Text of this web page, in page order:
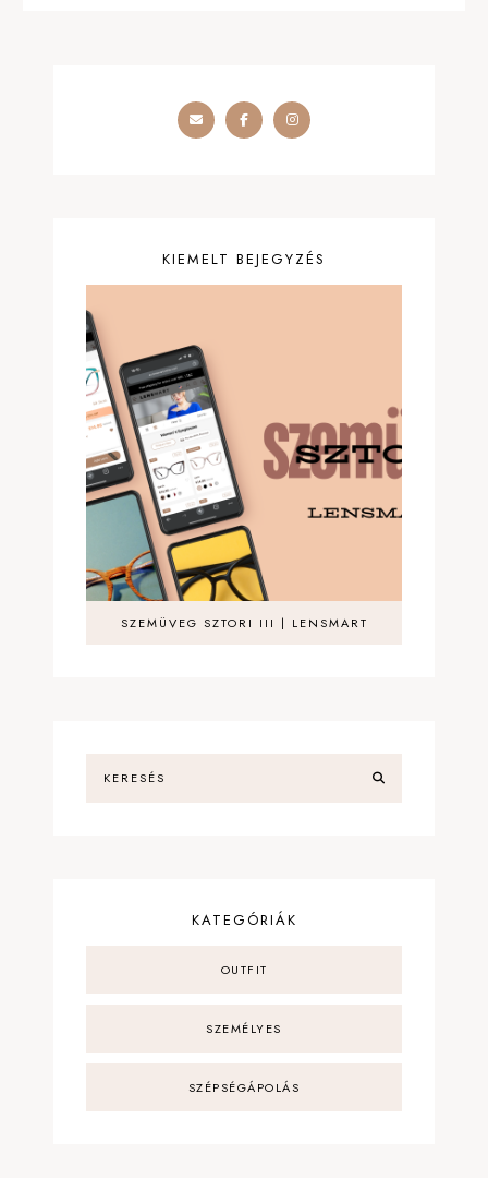
KIEMELT BEJEGYZÉS
SZEMÜVEG SZTORI III | LENSMART
KATEGÓRIÁK
OUTFIT
SZEMÉLYES
SZÉPSÉGÁPOLÁS